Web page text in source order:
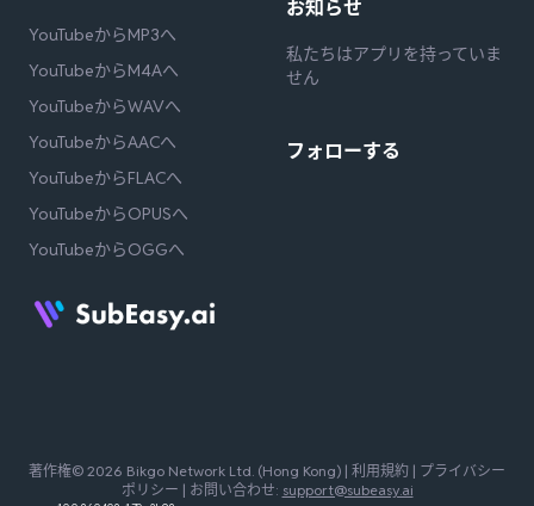
YouTubeからMP3へ
YouTubeからM4Aへ
YouTubeからWAVへ
YouTubeからAACへ
YouTubeからFLACへ
YouTubeからOPUSへ
YouTubeからOGGへ
お知らせ
私たちはアプリを持っていま
せん
フォローする
著作権© 2026 Bikgo Network Ltd. (Hong Kong) | 利用規約 | プライバシー
ポリシー | お問い合わせ: support@subeasy.ai